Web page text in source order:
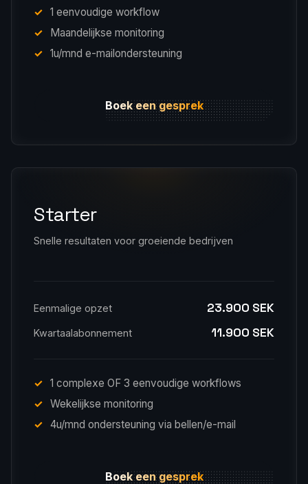
1 eenvoudige workflow
Maandelijkse monitoring
1u/mnd e-mailondersteuning
Boek een gesprek
Starter
Snelle resultaten voor groeiende bedrijven
Eenmalige opzet 23.900 SEK
Kwartaalabonnement 11.900 SEK
1 complexe OF 3 eenvoudige workflows
Wekelijkse monitoring
4u/mnd ondersteuning via bellen/e-mail
Boek een gesprek